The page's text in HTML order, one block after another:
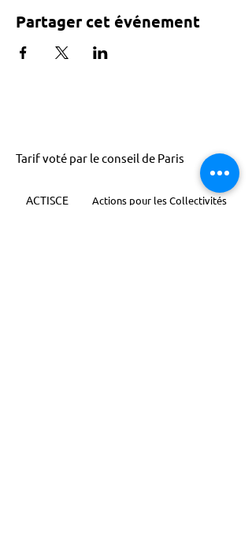
Partager cet événement
Tarif voté par le conseil de Paris
ACTISCE
Actions pour les Collectivités